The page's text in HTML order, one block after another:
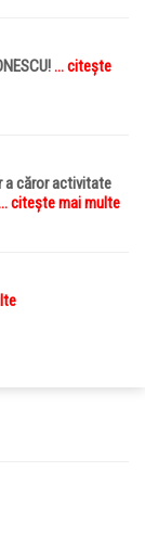
... citește
a căror activitate
citește mai multe